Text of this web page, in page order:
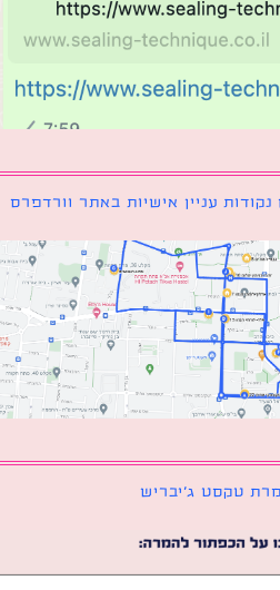
אישיות באתר וורדפרס
ג׳יבריש